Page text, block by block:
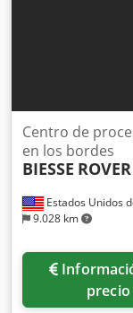
Estados Unidos
9.028 km
Centro de
en los bordes
BIESSE
Información de
precio